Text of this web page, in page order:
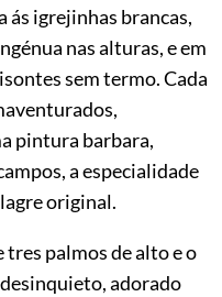
ás igrejinhas brancas,
nas alturas, e em
sem termo. Cada
pintura barbara,
a especialidade
original.
palmos de alto e o
adorado